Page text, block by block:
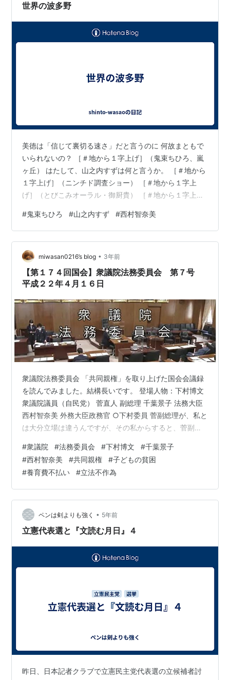
こんな矛盾した憲法改定を自ら提起するのは「自殺行
世界の波多野
美徳は「信じて裏切る速さ」だと言うのに 何故まともで
いられないの？ ［＃地から１字上げ］（鬼束ちひろ、嵐
ヶ丘） はたして、山之内すずは何と言うか。 ［＃地から
１字上げ］（ニンチド調査ショー） ［＃地から１字上
げ］（とびこみオーラル・御厨貴） ［＃地から１字上
かして、西村智奈美は天皇制に反対なのか。 ［＃地から
１字上げ］（ベルサイユの薔薇） ［＃地から１字上げ］
（県立図書館、男女共同参画室ポスター） ［＃地から１
字上げ］（フランス革命の次は日本のジェンダー革命
だ） イイクニつくろう、代表代行。 ［＃地から１字上
げ］（１１８０年、木曾義仲挙兵） …
#鬼束ちひろ #山之内すず #西村智奈美
miwasan0216’s blog • 3年前
【第１７４回国会】衆議院法務委員会 第７号
平成２２年４月１６日
衆議院法務委員会 「共同親権」を取り上げた国会会議録
を読んでみました。結構長いです。 登場人物：下村博文
衆議院議員（自民党） 菅直人 副総理 千葉景子 法務大臣
西村智奈美 外務大臣政務官 ○下村委員 菅副総理が、私と
は大分立場は違うんですが、その私からすると、菅副総
と会談しているんですね、このとき、この問題につい
て、日本の基準からすると罰則が厳しいと思う人が多い
と述べて、死刑執行の判断に異を唱えた。これは明確に
温家宝首相に対しても伝えているんですね。これは、や
はり日本国の法務大臣として、邦人がほかの国で処罰を
受けるということについて、それは…
#衆議院 #法務委員会 #下村博文 #千葉景子
#西村智奈美 #共同親権 #子どもの貧困
#養育費不払い #立法不作為
ペンは剣よりも強く • 5年前
立憲代表選と『文読む月日』４
昨日、日本記者クラブで立憲民主党代表選の立候補者討